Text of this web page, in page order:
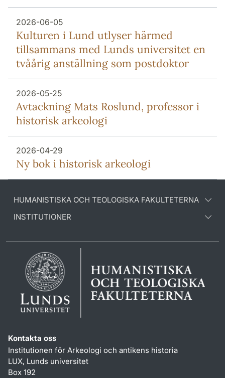
2026-06-05
Kulturen i Lund utlyser härmed
tillsammans med Lunds universitet en
tvåårig anställning som postdoktor
2026-05-25
Avtackning Mats Roslund, professor i
historisk arkeologi
2026-04-29
Ny bok i historisk arkeologi
HUMANISTISKA OCH TEOLOGISKA FAKULTETERNA
INSTITUTIONER
Kontakta oss
Institutionen för Arkeologi och antikens historia
LUX, Lunds universitet
Box 192